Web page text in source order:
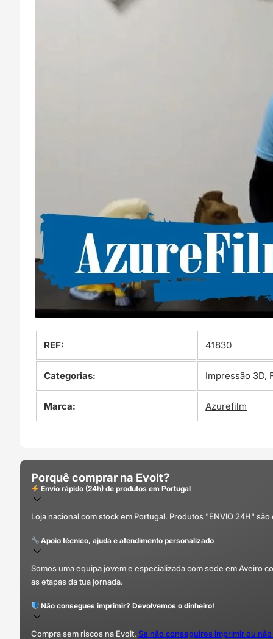
REF: 41830
Categorias: Impressão 3D,
Marca: Azurefilm
Porquê comprar na Evolt?
Envio rápido (24h) de produtos em Portugal
Loja nacional com stock em Portugal. Produtos "ENVIO 24H"
Apoio técnico, ajuda e atendimento personalizado
Somos uma equipa jovem e especializada com sede em Aveiro
as etapas da tua jornada.
Não consegues imprimir? Devolvemos o dinheiro!
Compra sem riscos na Evolt. Se não conseguires imprimir ou